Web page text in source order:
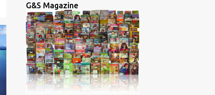
G&S Magazine